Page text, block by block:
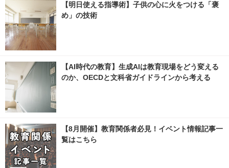
【明日使える指導術】子供の心に火をつける「褒
め」の技術
【AI時代の教育】生成AIは教育現場をどう変える
のか、OECDと文科省ガイドラインから考える
【8月開催】教育関係者必見！イベント情報記事一
覧はこちら